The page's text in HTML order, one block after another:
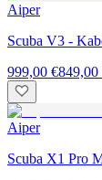
Aiper
Scuba V3 -
999,00 €849,00
Aiper
Scuba X1 Pro